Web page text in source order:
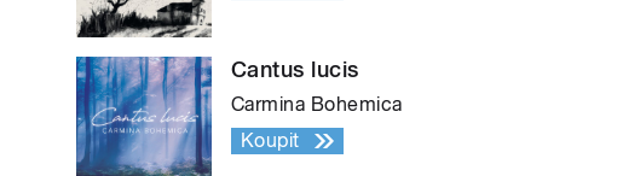
Cantus lucis
Carmina Bohemica
Koupit